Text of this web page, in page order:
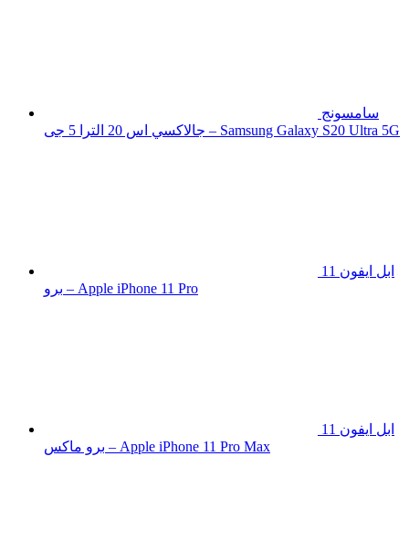
سامسونج
جالاكسي اس 20 الترا 5 جى – Samsung Galaxy S20 Ultra 5G
ابل ايفون 11
برو – Apple iPhone 11 Pro
ابل ايفون 11
برو ماكس – Apple iPhone 11 Pro Max